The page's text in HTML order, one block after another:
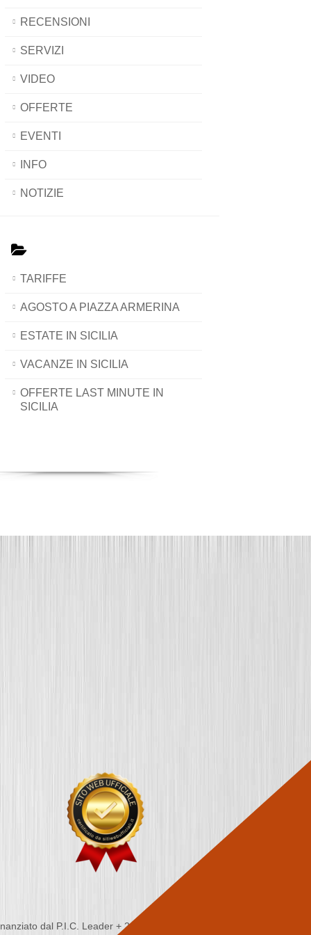
RECENSIONI
SERVIZI
VIDEO
OFFERTE
EVENTI
INFO
NOTIZIE
TARIFFE
AGOSTO A PIAZZA ARMERINA
ESTATE IN SICILIA
VACANZE IN SICILIA
OFFERTE LAST MINUTE IN
SICILIA
dal P.I.C. Leader + 2000/2006 - Programma